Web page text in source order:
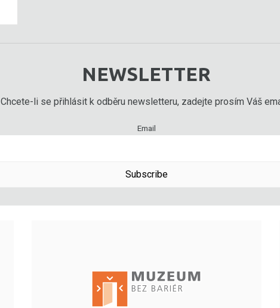
NEWSLETTER
Chcete-li se přihlásit k odběru newsletteru, zadejte prosím Váš
Email
Subscribe